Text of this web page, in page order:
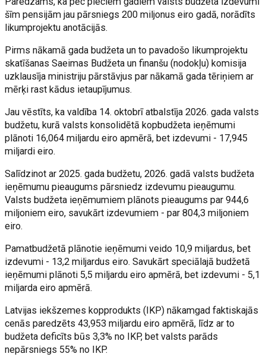
šīm pensijām jau pārsniegs 200 miljonus eiro gadā, norādīts
likumprojektu anotācijās.
Pirms nākamā gada budžeta un to pavadošo likumprojektu
skatīšanas Saeimas Budžeta un finanšu (nodokļu) komisija
uzklausīja ministriju pārstāvjus par nākamā gada tēriņiem ar
mērķi rast kādus ietaupījumus.
Jau vēstīts, ka valdība 14. oktobrī atbalstīja 2026. gada valsts
budžetu, kurā valsts konsolidētā kopbudžeta ieņēmumi
plānoti 16,064 miljardu eiro apmērā, bet izdevumi - 17,945
miljardi eiro.
Salīdzinot ar 2025. gada budžetu, 2026. gadā valsts budžeta
ieņēmumu pieaugums pārsniedz izdevumu pieaugumu.
Valsts budžeta ieņēmumiem plānots pieaugums par 944,6
miljoniem eiro, savukārt izdevumiem - par 804,3 miljoniem
eiro.
Pamatbudžetā plānotie ieņēmumi veido 10,9 miljardus, bet
izdevumi - 13,2 miljardus eiro. Savukārt speciālajā budžetā
ieņēmumi plānoti 5,5 miljardu eiro apmērā, bet izdevumi - 5,1
miljarda eiro apmērā.
Latvijas iekšzemes kopprodukts (IKP) nākamgad faktiskajās
cenās paredzēts 43,953 miljardu eiro apmērā, līdz ar to
budžeta deficīts būs 3,3% no IKP, bet valsts parāds
nepārsniegs 55% no IKP.